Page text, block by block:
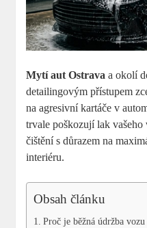
Mytí aut Ostrava a okolí
detailingovým přístupem
na agresivní kartáče v
trvale poškozují lak
čištění s důrazem na
interiéru.
Obsah článku
Proč je běžná údržba